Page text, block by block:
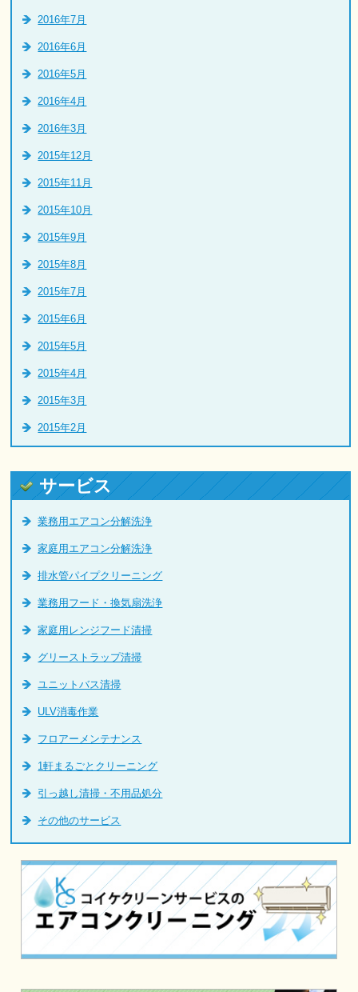
2016年7月
2016年6月
2016年5月
2016年4月
2016年3月
2015年12月
2015年11月
2015年10月
2015年9月
2015年8月
2015年7月
2015年6月
2015年5月
2015年4月
2015年3月
2015年2月
サービス
業務用エアコン分解洗浄
家庭用エアコン分解洗浄
排水管パイプクリーニング
業務用フード・換気扇洗浄
家庭用レンジフード清掃
グリーストラップ清掃
ユニットバス清掃
ULV消毒作業
フロアーメンテナンス
1軒まるごとクリーニング
引っ越し清掃・不用品処分
その他のサービス